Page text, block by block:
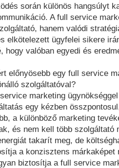
során különös hangsúlyt
A full service
hanem valódi
elkötelezett ügyfelei sikere
hogy valóban egyedi és
előnyösebb egy full service
szolgáltatóval?
marketing
egy kézben
a különböző marketing
és nem kell több szolgáltató
takarít meg, de
a konzisztens márkaképet
biztosítja a full service